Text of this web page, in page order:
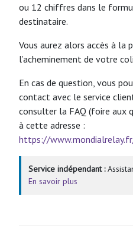
ou 12 chiffres dans le
destinataire.
Vous aurez alors accès à la
l’acheminement de votre
En cas de question, vous
contact avec le service
consulter la FAQ (foire aux
à cette adresse :
https://
Service indépendant :
En savoir plus